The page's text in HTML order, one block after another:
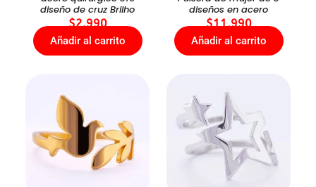
diseño de cruz Brilho
$2.990
Añadir al carrito
diseños en acero
$11.990
Añadir al carrito
múltiples
variantes.
Las